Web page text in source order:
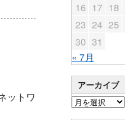
ットワ
« 7月
16 17 18
23 24 25
30 31
アーカイブ